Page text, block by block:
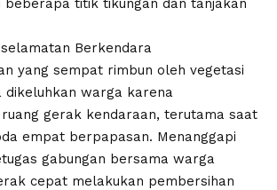
Berkendara
yang sempat rimbun oleh vegetasi
dikeluhkan warga karena
gerak kendaraan, terutama saat
empat berpapasan. Menanggapi
gabungan bersama warga
cepat melakukan pembersihan